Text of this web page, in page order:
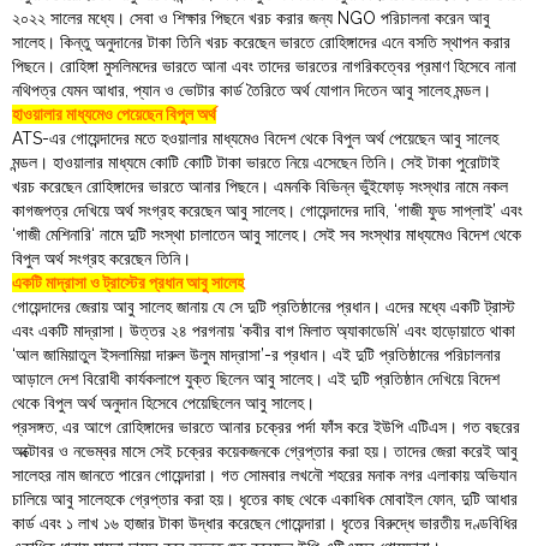
২০২২ সালের মধ্যে। সেবা ও শিক্ষার পিছনে খরচ করার জন্য NGO পরিচালনা করেন আবু
সালেহ। কিন্তু অনুদানের টাকা তিনি খরচ করেছেন ভারতে রোহিঙ্গাদের এনে বসতি স্থাপন করার
পিছনে। রোহিঙ্গা মুসলিমদের ভারতে আনা এবং তাদের ভারতের নাগরিকত্বের প্রমাণ হিসেবে নানা
নথিপত্র যেমন আধার, প্যান ও ভোটার কার্ড তৈরিতে অর্থ যোগান দিতেন আবু সালেহ মন্ডল।
হাওয়ালার মাধ্যমেও পেয়েছেন বিপুল অর্থ
ATS-এর গোয়েন্দাদের মতে হওয়ালার মাধ্যমেও বিদেশ থেকে বিপুল অর্থ পেয়েছেন আবু সালেহ
মন্ডল। হাওয়ালার মাধ্যমে কোটি কোটি টাকা ভারতে নিয়ে এসেছেন তিনি। সেই টাকা পুরোটাই
খরচ করেছেন রোহিঙ্গাদের ভারতে আনার পিছনে। এমনকি বিভিন্ন ভুঁইফোড় সংস্থার নামে নকল
কাগজপত্র দেখিয়ে অর্থ সংগ্রহ করেছেন আবু সালেহ। গোয়েন্দাদের দাবি, ‘গাজী ফুড সাপ্লাই’ এবং
‘গাজী মেশিনারি‘ নামে দুটি সংস্থা চালাতেন আবু সালেহ। সেই সব সংস্থার মাধ্যমেও বিদেশ থেকে
বিপুল অর্থ সংগ্রহ করেছেন তিনি।
একটি মাদ্রাসা ও ট্রাস্টের প্রধান আবু সালেহ
গোয়েন্দাদের জেরায় আবু সালেহ জানায় যে সে দুটি প্রতিষ্ঠানের প্রধান। এদের মধ্যে একটি ট্রাস্ট
এবং একটি মাদ্রাসা। উত্তর ২৪ পরগনায় ‘কবীর বাগ মিলাত অ্যাকাডেমি’ এবং হাড়োয়াতে থাকা
‘আল জামিয়াতুল ইসলামিয়া দারুল উলুম মাদ্রাসা’-র প্রধান। এই দুটি প্রতিষ্ঠানের পরিচালনার
আড়ালে দেশ বিরোধী কার্যকলাপে যুক্ত ছিলেন আবু সালেহ। এই দুটি প্রতিষ্ঠান দেখিয়ে বিদেশ
থেকে বিপুল অর্থ অনুদান হিসেবে পেয়েছিলেন আবু সালেহ।
প্রসঙ্গত, এর আগে রোহিঙ্গাদের ভারতে আনার চক্রের পর্দা ফাঁস করে ইউপি এটিএস। গত বছরের
অক্টোবর ও নভেম্বর মাসে সেই চক্রের কয়েকজনকে গ্রেপ্তার করা হয়। তাদের জেরা করেই আবু
সালেহর নাম জানতে পারেন গোয়েন্দারা। গত সোমবার লখনৌ শহরের মনাক নগর এলাকায় অভিযান
চালিয়ে আবু সালেহকে গ্রেপ্তার করা হয়। ধৃতের কাছ থেকে একাধিক মোবাইল ফোন, দুটি আধার
কার্ড এবং ১ লাখ ১৬ হাজার টাকা উদ্ধার করেছেন গোয়েন্দারা। ধৃতের বিরুদ্ধে ভারতীয় দণ্ডবিধির